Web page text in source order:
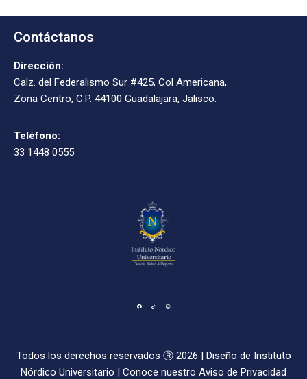
Contáctanos
Dirección:
Calz. del Federalismo Sur #425, Col Americana,
Zona Centro, C.P. 44100 Guadalajara, Jalisco.
Teléfono:
33 1448 0555
Todos los derechos reservados Ⓡ 2026 | Diseño de Instituto
Nórdico Universitario | Conoce nuestro Aviso de Privacidad